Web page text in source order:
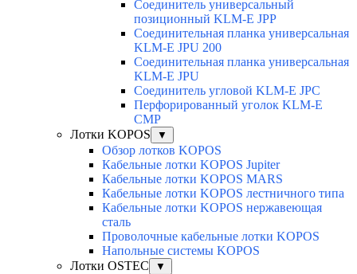
Соединитель универсальный
позиционный KLM-E JPP
Соединительная планка универсальная
KLM-E JPU 200
Соединительная планка универсальная
KLM-E JPU
Соединитель угловой KLM-E JPC
Перфорированный уголок KLM-E
CMP
Лотки KOPOS
▼
Обзор лотков KOPOS
Кабельные лотки KOPOS Jupiter
Кабельные лотки KOPOS MARS
Кабельные лотки KOPOS лестничного типа
Кабельные лотки KOPOS нержавеющая
сталь
Проволочные кабельные лотки KOPOS
Напольные системы KOPOS
Лотки OSTEC
▼